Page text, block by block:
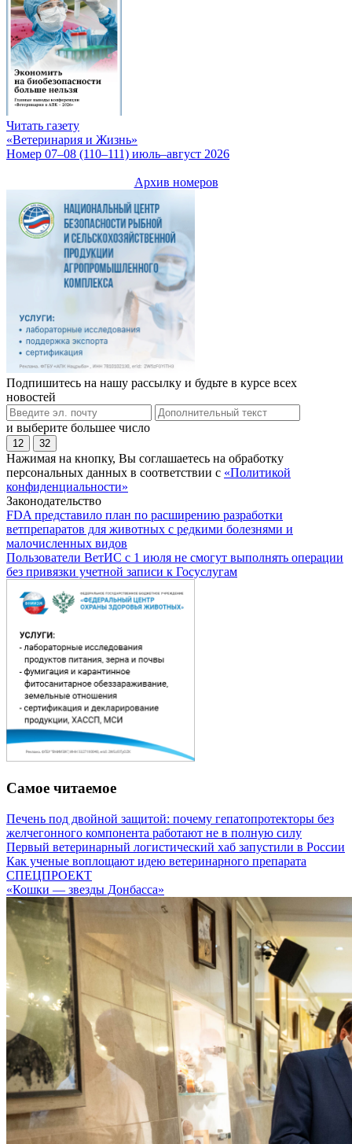
Читать газету
«Ветеринария и Жизнь»
Номер 07–08 (110–111) июль–август 2026
Архив номеров
Подпишитесь на нашу рассылку и будьте в курсе всех
новостей
и выберите большее число
12 32
Нажимая на кнопку, Вы соглашаетесь на обработку
персональных данных в соответствии с «Политикой
конфиденциальности»
Законодательство
FDA представило план по расширению разработки
ветпрепаратов для животных с редкими болезнями и
малочисленных видов
Пользователи ВетИС с 1 июля не смогут выполнять операции
без привязки учетной записи к Госуслугам
Самое читаемое
Печень под двойной защитой: почему гепатопротекторы без
желчегонного компонента работают не в полную силу
Первый ветеринарный логистический хаб запустили в России
Как ученые воплощают идею ветеринарного препарата
СПЕЦПРОЕКТ
«Кошки — звезды Донбасса»